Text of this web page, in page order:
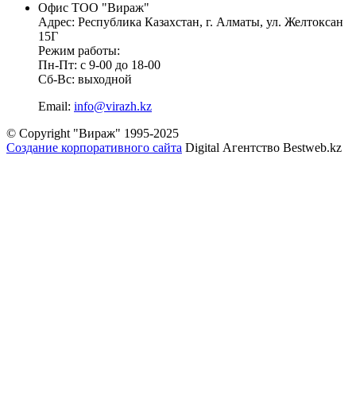
Офис ТОО "Вираж"
Адрес: Республика Казахстан, г. Алматы, ул. Желтоксан
15Г
Режим работы:
Пн-Пт: с 9-00 до 18-00
Сб-Вс: выходной
Email: info@virazh.kz
© Copyright "Вираж" 1995-2025
Создание корпоративного сайта Digital Агентство Bestweb.kz